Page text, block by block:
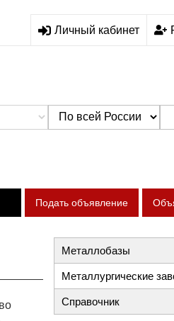
Личный кабинет
Подать объявление
Металлобазы
Металлургические
Справочник